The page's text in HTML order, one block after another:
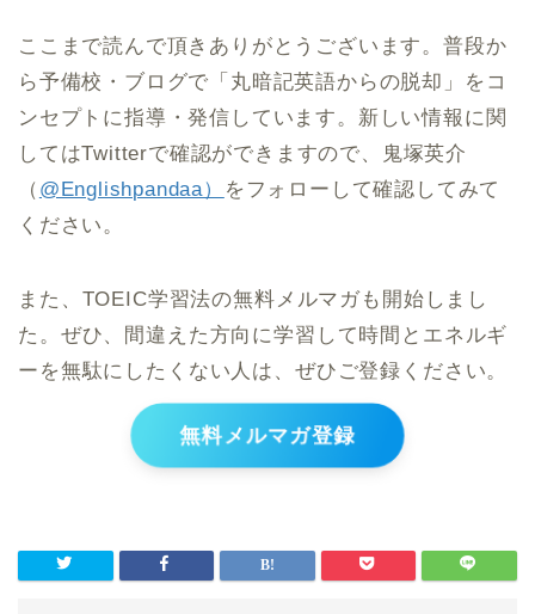
ここまで読んで頂きありがとうございます。普段か
ら予備校・ブログで「丸暗記英語からの脱却」をコ
ンセプトに指導・発信しています。新しい情報に関
してはTwitterで確認ができますので、鬼塚英介
（ @Englishpandaa）
をフォローして確認してみて
ください。
また、TOEIC学習法の無料メルマガも開始しまし
た。ぜひ、間違えた方向に学習して時間とエネルギ
ーを無駄にしたくない人は、ぜひご登録ください。
無料メルマガ登録